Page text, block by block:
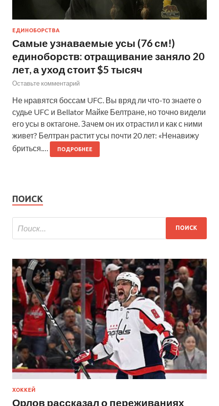
ЕДИНОБОРСТВА
Самые узнаваемые усы (76 см!)
единоборств: отращивание заняло 20
лет, а уход стоит $5 тысяч
Оставьте комментарий
Не нравятся боссам UFC. Вы вряд ли что-то знаете о
судье UFC и Bellator Майке Белтране, но точно видели
его усы в октагоне. Зачем он их отрастил и как с ними
живет? Белтран растит усы почти 20 лет: «Ненавижу
бриться.…
ПОДРОБНЕЕ
ПОИСК
ХОККЕЙ
Орлов рассказал о переживаниях